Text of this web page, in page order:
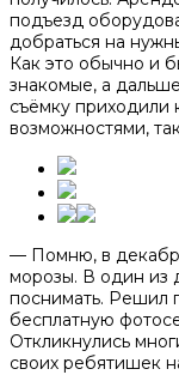
подъезд
добраться на
Как это обычно и
знакомые, а
съёмку приходили
возможностями,
— Помню, в
морозы. В один из
поснимать. Решил
бесплатную
Откликнулись
своих ребятишек